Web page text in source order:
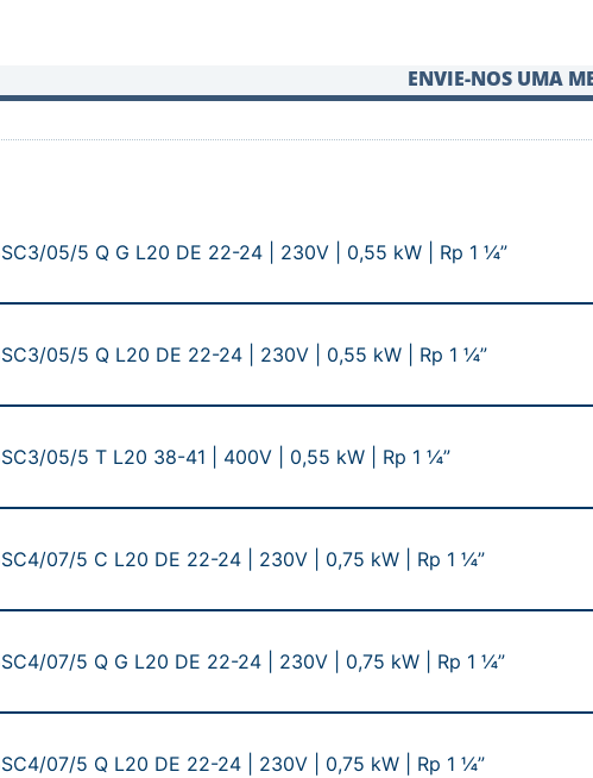
ENVIE-NOS UMA
05/5 Q G L20 DE 22-24 | 230V | 0,55 kW | Rp 1 ¼”
05/5 Q L20 DE 22-24 | 230V | 0,55 kW | Rp 1 ¼”
05/5 T L20 38-41 | 400V | 0,55 kW | Rp 1 ¼”
07/5 C L20 DE 22-24 | 230V | 0,75 kW | Rp 1 ¼”
07/5 Q G L20 DE 22-24 | 230V | 0,75 kW | Rp 1 ¼”
07/5 Q L20 DE 22-24 | 230V | 0,75 kW | Rp 1 ¼”